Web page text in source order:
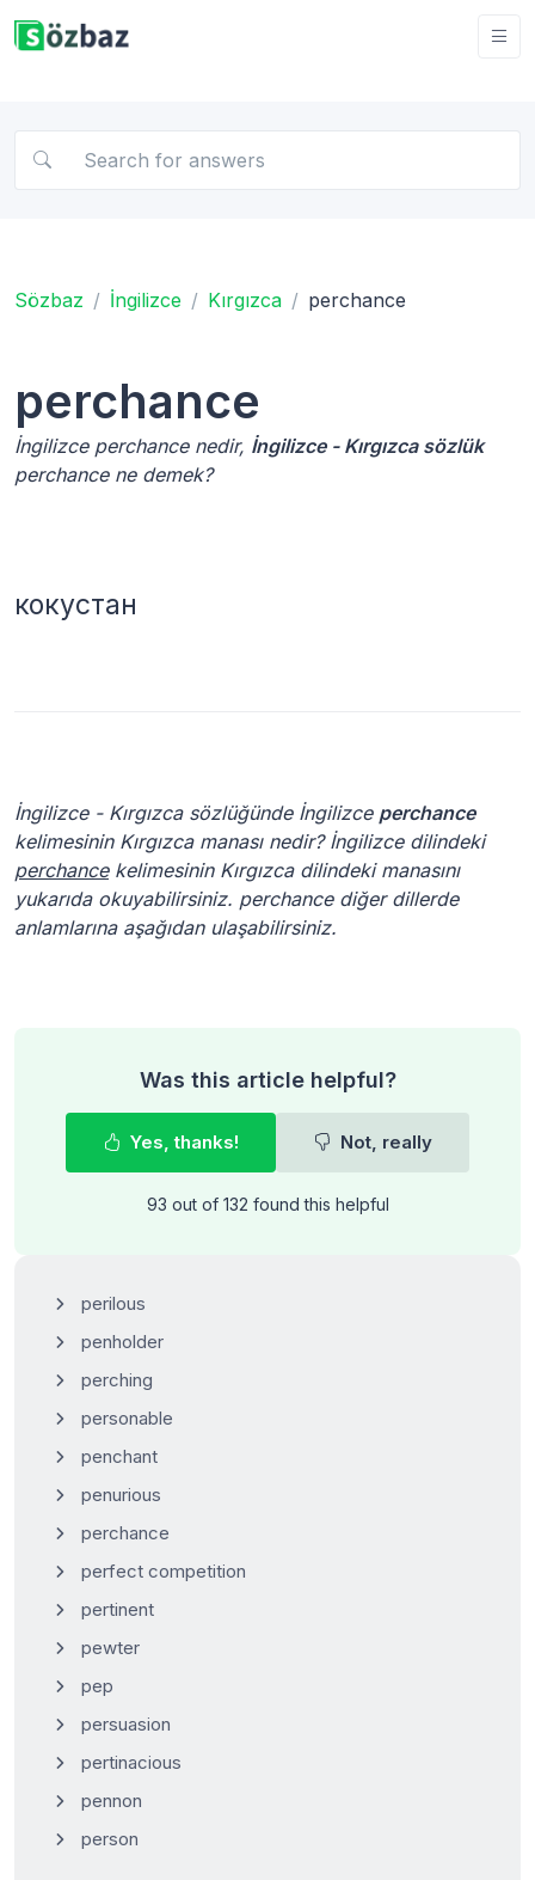
Sözbaz İngilizce Kırgızca perchance
perchance
İngilizce perchance nedir, İngilizce - Kırgızca sözlük
perchance ne demek?
кокустан
İngilizce - Kırgızca sözlüğünde İngilizce perchance
kelimesinin Kırgızca manası nedir? İngilizce dilindeki
perchancekelimesinin Kırgızca dilindeki manasını
yukarıda okuyabilirsiniz. perchance diğer dillerde
anlamlarına aşağıdan ulaşabilirsiniz.
Was this article helpful?
Yes, thanks! Not, really
93 out of 132 found this helpful
perilous
penholder
perching
personable
penchant
penurious
perchance
perfect competition
pertinent
pewter
pep
persuasion
pertinacious
pennon
person